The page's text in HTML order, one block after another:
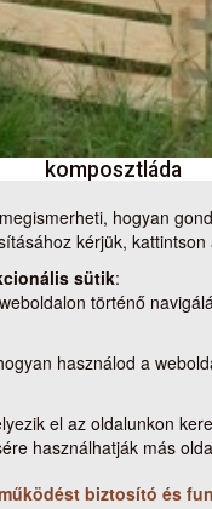
komposztláda
megismerheti, hogyan
kérjük, kattintson
sütik:
történő
használod a
el az oldalunkon
használhatják más
biztosító és